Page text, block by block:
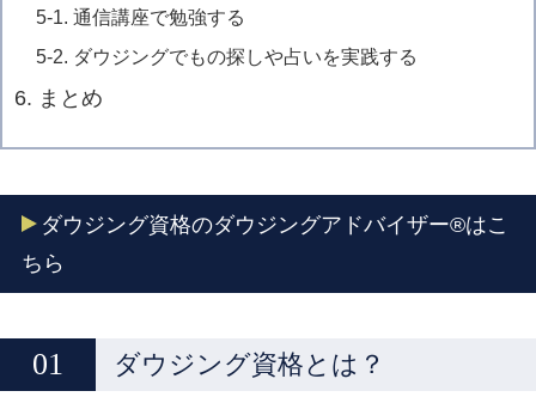
5-1. 通信講座で勉強する
5-2. ダウジングでもの探しや占いを実践する
6. まとめ
ダウジング資格のダウジングアドバイザー®はこ
ちら
ダウジング資格とは？